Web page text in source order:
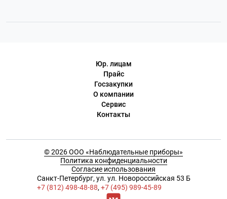
Юр. лицам
Прайс
Госзакупки
О компании
Сервис
Контакты
© 2026 ООО «Наблюдательные приборы»
Политика конфиденциальности
Согласие использования
Cанкт-Петербург, ул. ул. Новороссийская 53 Б
+7 (812) 498-48-88, +7 (495) 989-45-89